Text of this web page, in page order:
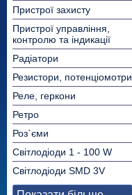
Пристрої захисту
Пристрої управління,
контролю та індикації
Радіатори
Резистори, потенціомотри
Реле, геркони
Ретро
Роз`єми
Світлодіоди 1 - 100 W
Світлодіоди SMD 3V